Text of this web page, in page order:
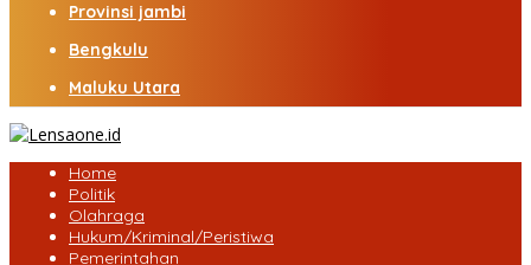
Provinsi jambi
Bengkulu
Maluku Utara
Home
Politik
Olahraga
Hukum/Kriminal/Peristiwa
Pemerintahan